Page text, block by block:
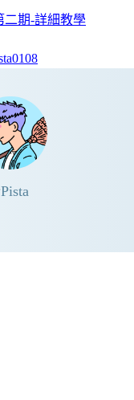
二期-詳細教學
Pista